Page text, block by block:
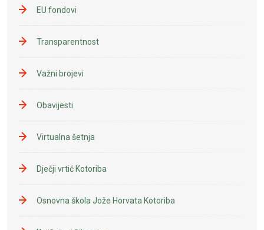
EU fondovi
Transparentnost
Važni brojevi
Obavijesti
Virtualna šetnja
Dječji vrtić Kotoriba
Osnovna škola Jože Horvata Kotoriba